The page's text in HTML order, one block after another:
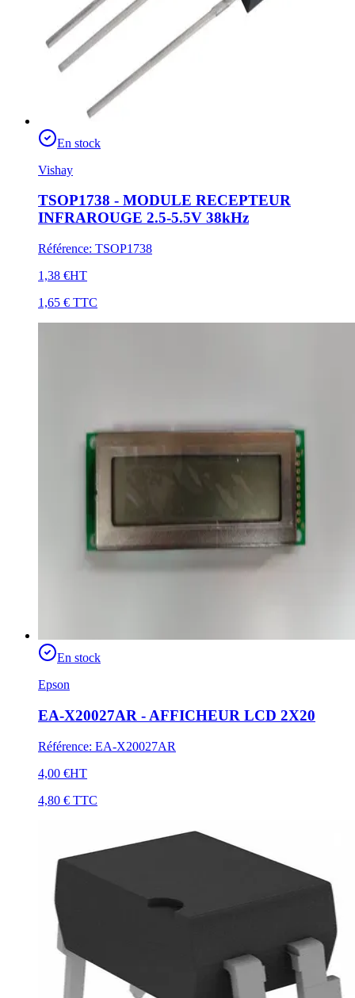
En stock
Vishay
TSOP1738 - MODULE RECEPTEUR
INFRAROUGE 2.5-5.5V 38kHz
Référence: TSOP1738
1,38 €HT
1,65 € TTC
En stock
Epson
EA-X20027AR - AFFICHEUR LCD 2X20
Référence: EA-X20027AR
4,00 €HT
4,80 € TTC